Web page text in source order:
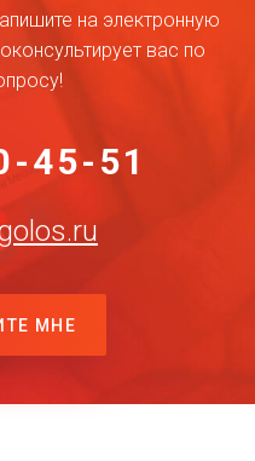
на электронную
вас по
45-51
МНЕ